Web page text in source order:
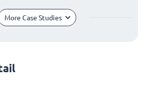
More Case Studies